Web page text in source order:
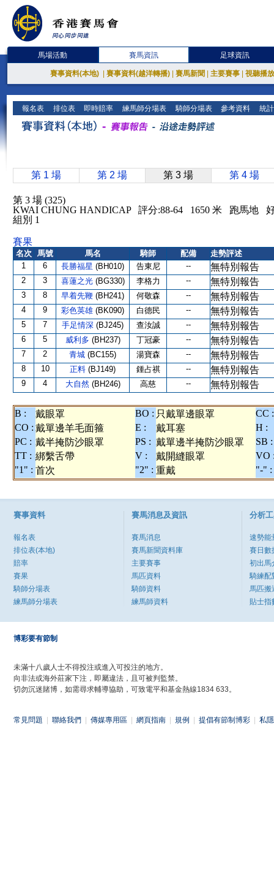
馬場活動 賽馬資訊 足球資訊
賽事資料(本地) 賽事資料(越洋轉播) 賽馬新聞 主要賽事 視聽播
報名表 排位表 即時賠率 練馬師分場表 騎師分場表 參考資料 統
第 1 場 第 2 場 第 3 場 第 4 場
第 3 場 (325)
KWAI CHUNG HANDICAP 評分:88-64 1650 米 跑馬地
組別 1
賽果
名次 馬號 馬名 騎師 配備
走勢評述
1
6 長勝福星 (BH010) 告東尼 -- 無特別報告
2 3 喜蓮之光 (BG330) 李格力 -- 無特別報告
3 8 早着先鞭 (BH241) 何敬森 -- 無特別報告
4 9 彩色英雄 (BK090) 白德民 -- 無特別報告
5 7 手足情深 (BJ245) 查汝誠 -- 無特別報告
6 5 威利多 (BH237) 丁冠豪 -- 無特別報告
7 2 青城 (BC155) 湯寶森 -- 無特別報告
8 10 正料 (BJ149) 鍾占祺 -- 無特別報告
9 4 大自然 (BH246) 高慈 -- 無特別報告
B : 戴眼罩 BO : 只戴單邊眼罩
CC :
CO : 戴單邊羊毛面箍 E : 戴耳塞
H :
PC : 戴半掩防沙眼罩 PS : 戴單邊半掩防沙眼罩
SB :
TT : 綁繫舌帶 V : 戴開縫眼罩
VO
"1" : 首次 "2" : 重戴 "-" :
賽事資料
報名表
排位表(本地)
賠率
賽果
騎師分場表
練馬師分場表
賽馬消息及資訊
賽馬消息
賽馬新聞資料庫
主要賽事
馬匹資料
騎師資料
練馬師資料
分析
速勢能
賽日數
初出馬
騎練配
馬匹搬
貼士指
博彩要有節制
未滿十八歲人士不得投注或進入可投注的地方。
向非法或海外莊家下注，即屬違法，且可被判監禁。
切勿沉迷賭博，如需尋求輔導協助，可致電平和基金熱線1834 633。
常見問題 聯絡我們 傳媒專用區 網頁指南 規例 提倡有節制博彩 私